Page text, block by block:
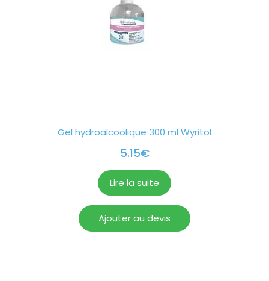
Gel hydroalcoolique 300 ml Wyritol
5.15€
Lire la suite
Ajouter au devis